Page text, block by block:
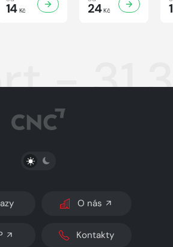
14Kč 24Kč
-
PŘEPNOUT SVĚTLÝ/TMAVÝ REŽIM
O nás
Kontakty